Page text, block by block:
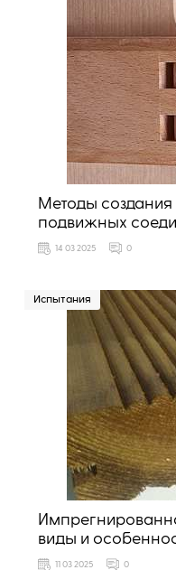
Методы
подвижных
14 03 2025 0
Испытания
виды и
11 03 2025 0